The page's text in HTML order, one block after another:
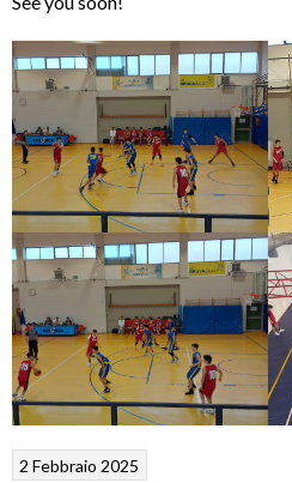
2 Febbraio 2025